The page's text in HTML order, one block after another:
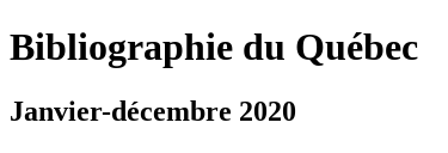
Bibliographie du Québec
Janvier-décembre 2020